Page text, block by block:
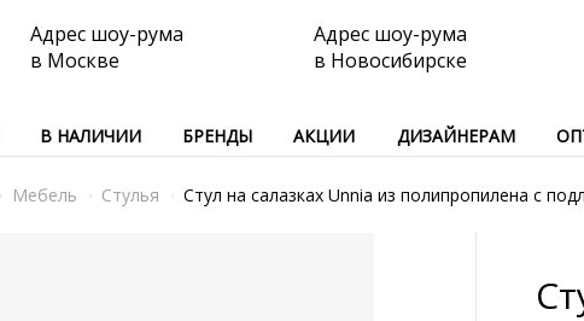
Адрес шоу-рума
в Москве
Адрес шоу-рума
в Новосибирске
В НАЛИЧИИ БРЕНДЫ АКЦИИ ДИЗАЙНЕРАМ
Мебель Стулья Стул на салазках Unnia из полипропилена с